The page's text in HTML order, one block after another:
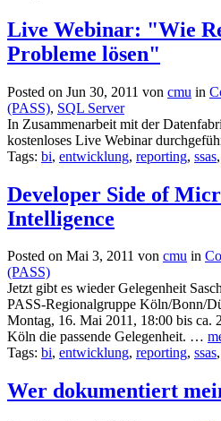
Live Webinar: "Wie
Probleme lösen"
Posted on Jun 30, 2011 von cmu in
(PASS), SQL Server
In Zusammenarbeit mit der
kostenloses Live Webinar
Tags: bi, entwicklung, reporting, ssas,
Developer Side of
Intelligence
Posted on Mai 3, 2011 von cmu in
(PASS)
Jetzt gibt es wieder Gelegenheit
PASS-Regionalgruppe Köln/Bonn/
Montag, 16. Mai 2011, 18:00 bis ca.
Köln die passende Gelegenheit. …
Tags: bi, entwicklung, reporting, ssas,
Wer dokumentiert